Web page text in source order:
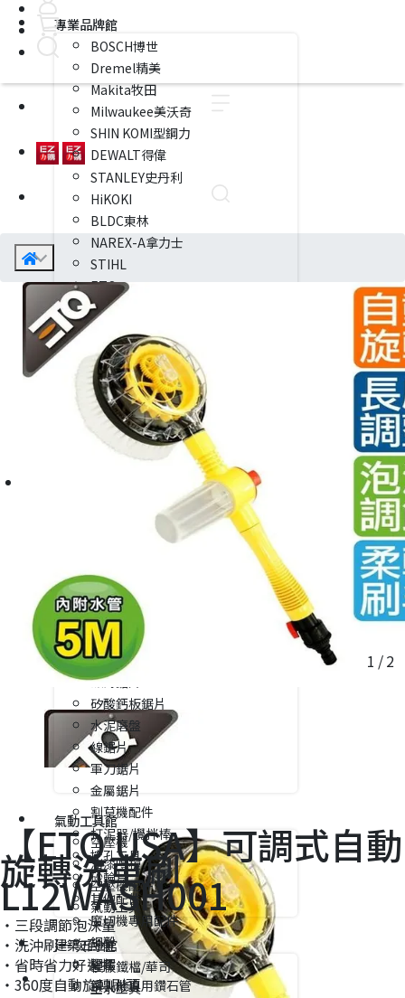
專業品牌館
BOSCH博世
Dremel精美
Makita牧田
Milwaukee美沃奇
SHIN KOMI型鋼力
DEWALT得偉
STANLEY史丹利
HiKOKI
BLDC東林
NAREX-A拿力士
STIHL
ETQ
TAKANO高野
Tsurumi日本鶴見
KSF國勝豐
WALRUS大井
REXON力山
Pro'sKit寶工
KING TONY
LIGHT WAY
小巨人 Little Giant
HAKKEN
ETEAM一等
WULI物理
YA LIANG
AGP
電動工具配件館
水泥鑽尾
鋁門窗用鑽兼鎖&鑽頭/套筒/套裝組
轉接桿
起子頭
木工鋸片
鋁用鋸片
磁磚鋸片
矽酸鈣板鋸片
水泥磨盤
線鋸片
軍刀鋸片
金屬鋸片
割草機配件
打泥器/攪拌棒
挖孔工具
砂輪片
其他配件
魔切機專用配件
鋼鑿
腳架
鑽孔機專用鑽石管
氣動工具館
空壓機
油漆噴槍
空壓機配件
氣動工具
建築五金館
模板鐵檔/華司
土水工具
1 /2
【ETQ USA】可調式自動
旋轉洗車刷
L12WASH001
‧三段調節泡沫量
‧洗沖刷一次到位
‧省時省力好選擇
‧360度自動旋轉刷頭